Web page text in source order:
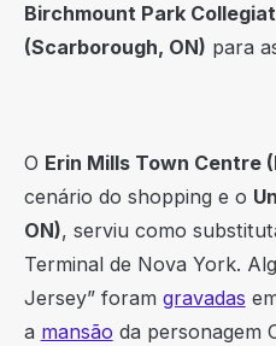
Birchmount Park
(Scarborough, ON) para
O Erin Mills Town Centre
cenário do shopping e o
ON), serviu como
Terminal de Nova York.
Jersey” foram gravadas
a mansão da personagem